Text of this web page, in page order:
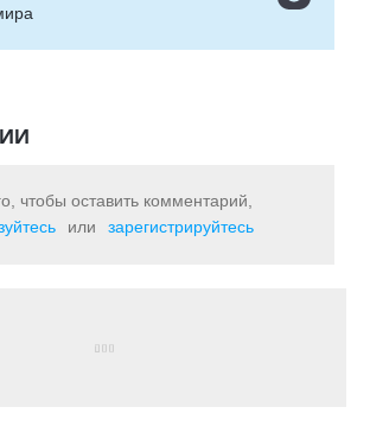
чтобы оставить комментарий,
или зарегистрируйтесь